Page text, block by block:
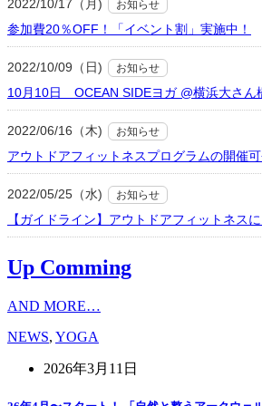
2022/10/17（月) お知らせ
参加費20％OFF！「イベント割」実施中！
2022/10/09（日) お知らせ
10月10日 OCEAN SIDEヨガ @横浜大さん
2022/06/16（木) お知らせ
アウトドアフィットネスプログラムの開催
2022/05/25（水) お知らせ
【ガイドライン】アウトドアフィットネス
Up Comming
AND MORE…
NEWS, YOGA
2026年3月11日